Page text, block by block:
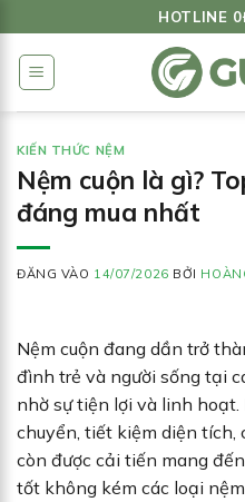
qua
dung
HOTLINE
KIẾN THỨC NỆM
Nệm cuộn là gì?
đáng mua nhất
ĐĂNG VÀO 14/07/2026 BỞI
Nệm cuộn đang dần trở
đình trẻ và người sống tại
nhờ sự tiện lợi và linh
chuyển, tiết kiệm diện tích,
còn được cải tiến mang
tốt không kém các loại